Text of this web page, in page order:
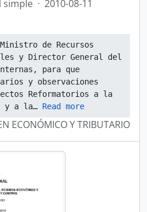
simple · 2010-08-11
de Recursos
y Director General del
para que
y observaciones
Reformatorios a la
y a la… Read more
ECONÓMICO Y TRIBUTARIO